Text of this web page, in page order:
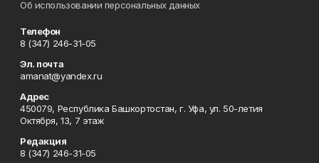
Об использовании персональных данных
Телефон
8 (347) 246-31-05
Эл. почта
amanat@yandex.ru
Адрес
450079, Республика Башкортостан, г. Уфа, ул. 50-летия
Октября, 13, 7 этаж
Редакция
8 (347) 246-31-05